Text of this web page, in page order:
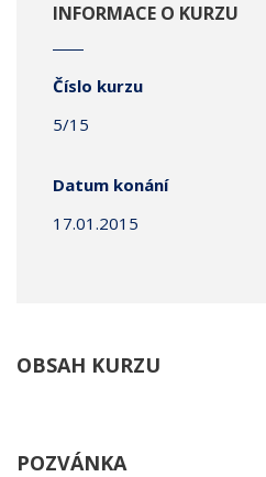
INFORMACE O KURZU
Číslo kurzu
5/15
Datum konání
17.01.2015
OBSAH KURZU
POZVÁNKA